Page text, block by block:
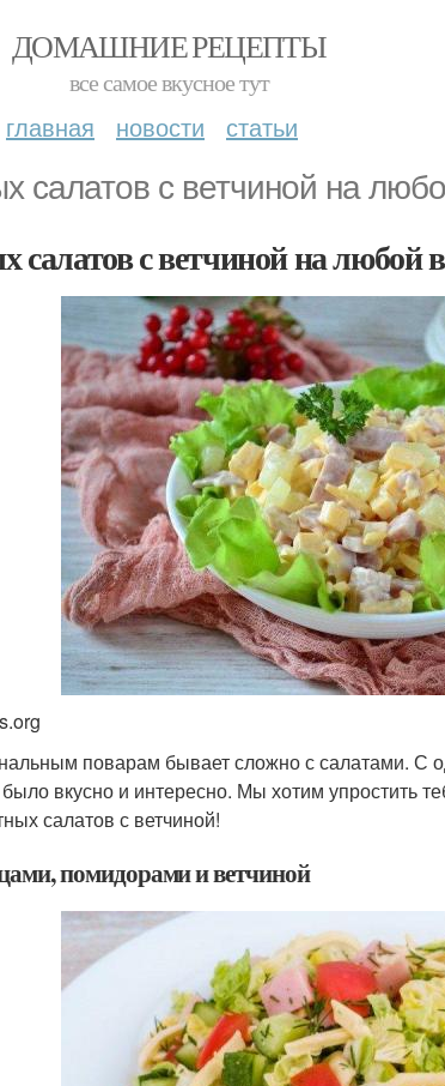
ДОМАШНИЕ РЕЦЕПТЫ
все самое вкусное тут
главная новости статьи
салатов с ветчиной на
салатов с ветчиной на любой
поварам бывает сложно с салатами. С
вкусно и интересно. Мы хотим упростить
салатов с ветчиной!
помидорами и ветчиной